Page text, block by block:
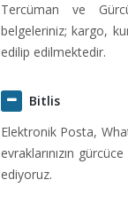
Tercüman ve
belgeleriniz; kargo,
edilip edilmektedir.
Bitlis
Elektronik Posta,
evraklarınızın
ediyoruz.